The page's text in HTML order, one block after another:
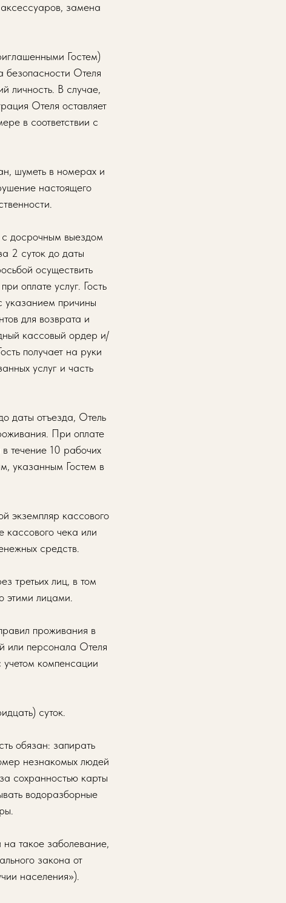
замена
Гостем)
Отеля
личность. В случае,
Отеля оставляет
в соответствии с
шуметь в номерах и
настоящего
с досрочным выездом
2 суток до даты
осуществить
оплате услуг. Гость
указанием причины
для возврата и
кассовый ордер и/
получает на руки
услуг и часть
даты отъезда, Отель
При оплате
течение 10 рабочих
указанным Гостем в
экземпляр кассового
кассового чека или
средств.
третьих лиц, в том
этими лицами.
проживания в
или персонала Отеля
учетом компенсации
суток.
обязан: запирать
незнакомых людей
сохранностью карты
водоразборные
такое заболевание,
закона от
населения»).